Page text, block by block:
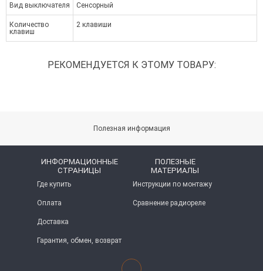
Вид выключателя Сенсорный
Количество
клавиш
2 клавиши
РЕКОМЕНДУЕТСЯ К ЭТОМУ ТОВАРУ:
Полезная информация
ИНФОРМАЦИОННЫЕ
СТРАНИЦЫ
Где купить
Оплата
Доставка
Гарантия, обмен, возврат
ПОЛЕЗНЫЕ
МАТЕРИАЛЫ
Инструкции по монтажу
Сравнение радиореле